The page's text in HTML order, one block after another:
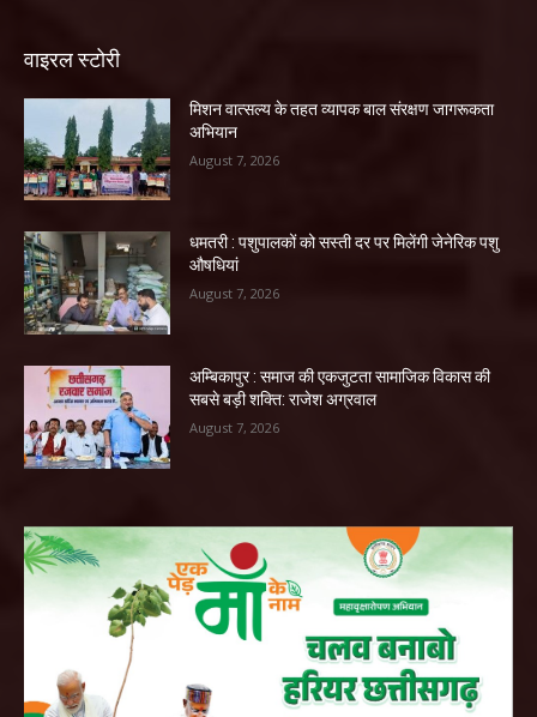
वाइरल स्टोरी
मिशन वात्सल्य के तहत व्यापक बाल संरक्षण जागरूकता
अभियान
August 7, 2026
धमतरी : पशुपालकों को सस्ती दर पर मिलेंगी जेनेरिक पशु
औषधियां
August 7, 2026
अम्बिकापुर : समाज की एकजुटता सामाजिक विकास की
सबसे बड़ी शक्ति: राजेश अग्रवाल
August 7, 2026